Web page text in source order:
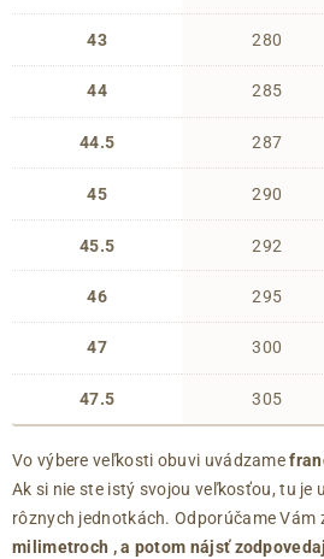
43
44
44.5
45
45.5
46
47
47.5
280
285
287
290
292
295
300
305
Vo výbere veľkosti obuvi uvádzame
Ak si nie ste istý svojou veľkosťou, tu je
rôznych jednotkách. Odporúčame Vám
milimetroch , a potom nájsť